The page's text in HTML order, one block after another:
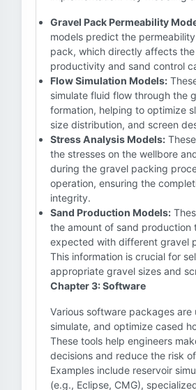
Gravel Pack Permeability
models predict the
pack, which directly affects the
productivity and sand control
Flow Simulation Models:
simulate fluid flow through the
formation, helping to optimize
size distribution, and screen
Stress Analysis Models:
the stresses on the wellbore
during the gravel packing
operation, ensuring the
integrity.
Sand Production Models:
the amount of sand production
expected with different gravel
This information is crucial for
appropriate gravel sizes and
Chapter 3: Software
Various software packages are
simulate, and optimize cased
These tools help engineers
decisions and reduce the risk
Examples include reservoir
(e.g., Eclipse, CMG),